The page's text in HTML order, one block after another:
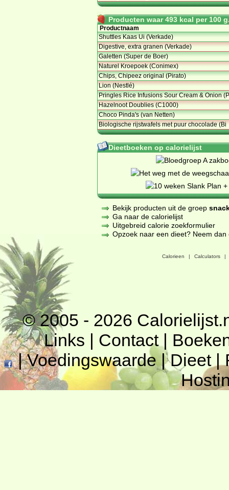
Producten waar 493 kcal per 100
Productnaam
Shuttles Kaas Ui (Verkade)
Digestive, extra granen (Verkade)
Galetten (Super de Boer)
Naturel Kroepoek (Conimex)
Chips, Chipeez original (Pirato)
Lion (Nestlé)
Pringles Rice Infusions Sour Cream & Onion
Hazelnoot Doublies (C1000)
Choco Pinda's (van Netten)
Biologische rijstwafels met puur chocolade (Bi
Dieetboeken op calorielijst
Bekijk producten uit de groep
Ga naar de calorielijst
Uitgebreid calorie zoekformulier
Opzoek naar een dieet? Neem
Calorieen | Calculators |
© 2005 - 2026
Links | Contact|
|Voedingswaarde|Dieet|